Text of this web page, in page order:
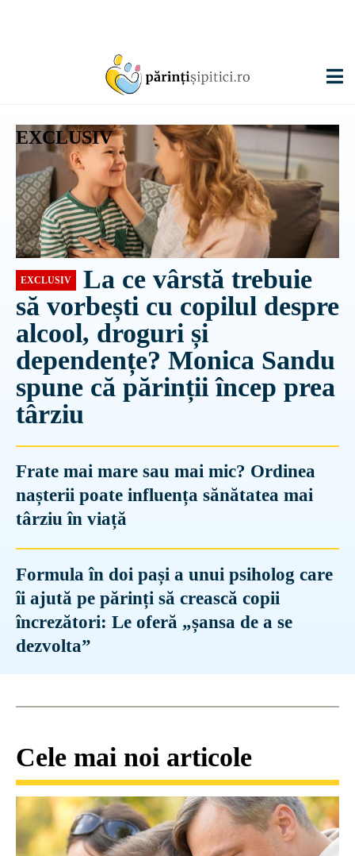
EXCLUSIV
EXCLUSIV
La ce vârstă trebuie
să vorbești cu copilul despre
alcool, droguri și
dependențe? Monica Sandu
spune că părinții încep prea
târziu
Frate mai mare sau mai mic? Ordinea
nașterii poate influența sănătatea mai
târziu în viață
Formula în doi pași a unui psiholog care
îi ajută pe părinți să crească copii
încrezători: Le oferă „șansa de a se
dezvolta”
Cele mai noi articole